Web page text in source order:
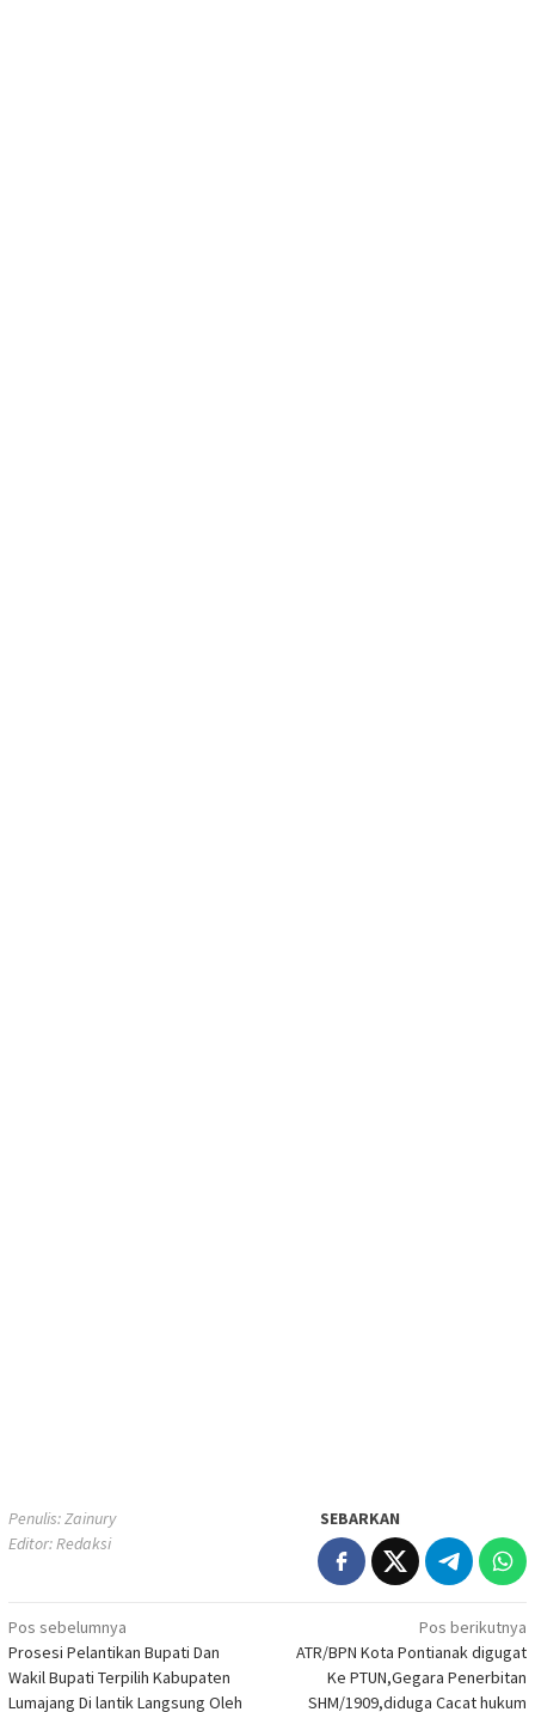
Penulis: Zainury
Editor: Redaksi
SEBARKAN
Navigasi
pos
Pos sebelumnya
Prosesi Pelantikan Bupati Dan
Wakil Bupati Terpilih Kabupaten
Lumajang Di lantik Langsung Oleh
Pos berikutnya
ATR/BPN Kota Pontianak digugat
Ke PTUN,Gegara Penerbitan
SHM/1909,diduga Cacat hukum